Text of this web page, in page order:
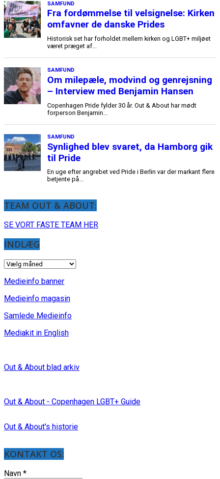
TEAM OUT & ABOUT:
SE VORT FASTE TEAM HER
INDLÆG
INDLÆG
Medieinfo banner
Medieinfo magasin
Samlede Medieinfo
Mediakit in English
Out & About blad arkiv
Out & About - Copenhagen LGBT+ Guide
Out & About's historie
KONTAKT OS:
Navn *